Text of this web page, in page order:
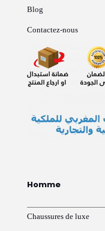
Blog
Contactez-nous
Homme
Chaussures de luxe